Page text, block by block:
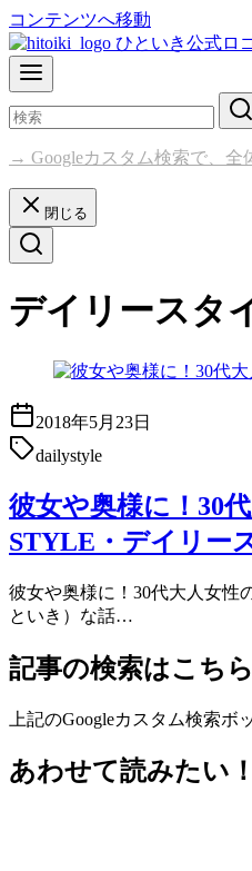
コンテンツへ移動
→ Googleカスタム検索で、全
閉じる
デイリースタ
2018年5月23日
dailystyle
彼女や奥様に！30
STYLE・デイリー
彼女や奥様に！30代大人女性
といき）な話…
記事の検索はこちら
上記のGoogleカスタム検索ボ
あわせて読みたい！